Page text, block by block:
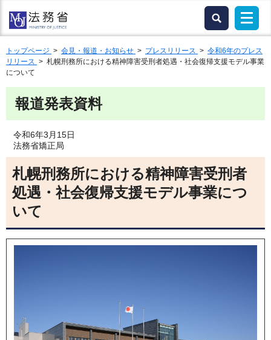
トップページ > 会見・報道・お知らせ > プレスリリース > 令和6年のプレス
リリース > 札幌刑務所における精神障害受刑者処遇・社会復帰支援モデル事業
について
報道発表資料
令和6年3月15日
法務省矯正局
札幌刑務所における精神障害受刑者
処遇・社会復帰支援モデル事業につ
いて